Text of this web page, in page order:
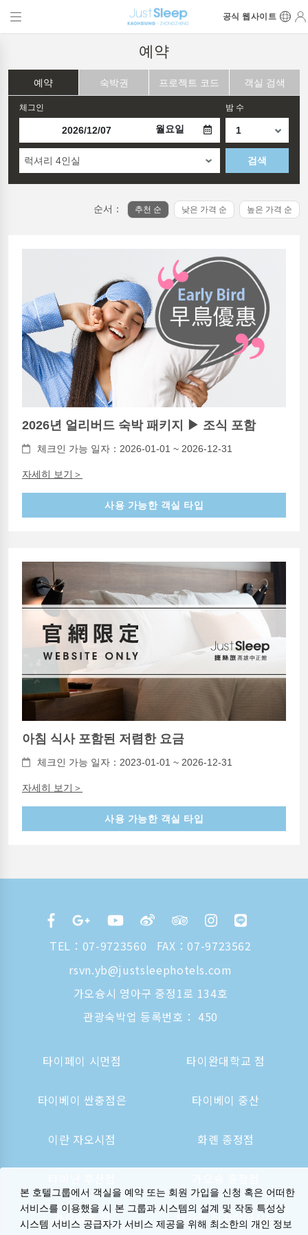
공식 웹사이트
예약
예약 숙박권 프로젝트 코드 객실 검색
체그인
월요일
밤 수
럭셔리 4인실 검색
순서： 추천 순 낮은 가격 순 높은 가격 순
2026년 얼리버드 숙박 패키지 ▶ 조식 포함
체크인 가능 일자：2026-01-01 ~ 2026-12-31
자세히 보기＞
사용 가능한 객실 타입
아침 식사 포함된 저렴한 요금
체크인 가능 일자：2023-01-01 ~ 2026-12-31
자세히 보기＞
사용 가능한 객실 타입
TEL： 07-9723560
FAX：07-9723562
rsvn.yb@justsleephotels.com
가오슝시 영아구 중정1로 134호
관광숙박업 등록번호： 450
타이페이 시먼점 타이완대학교 점
타이베이 싼충점은 타이베이 중산
이란 자오시점 화롄 종정점
가오슝역 점 오사카 신사이바시는
본 호텔그룹에서 객실을 예약 또는 회원 가입을 신청 혹은 어떠한
서비스를 이용했을 시 본 그룹과 시스템의 설계 및 작동 특성상
시스템 서비스 공급자가 서비스 제공을 위해 최소한의 개인 정보